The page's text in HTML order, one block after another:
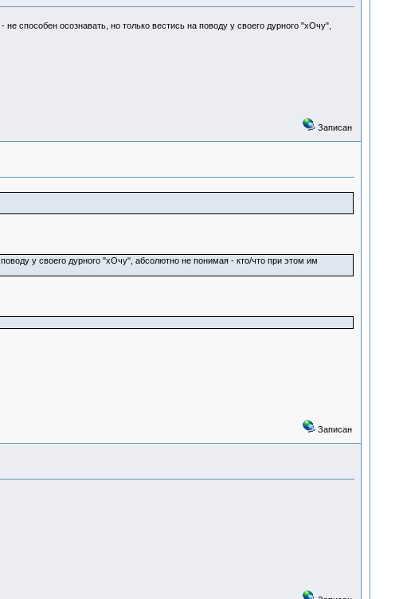
способен осознавать, но только вестись на поводу у своего дурного "хОчу",
Записан
у своего дурного "хОчу", абсолютно не понимая - кто/что при этом им
Записан